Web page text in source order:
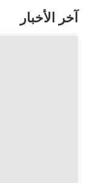
آخر الأخبار